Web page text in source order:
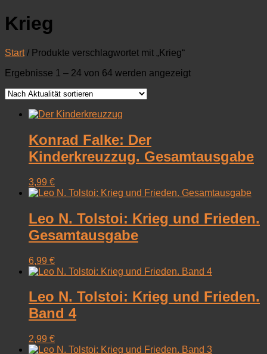
Krieg
Start/ Produkte verschlagwortet mit „Krieg“
Ergebnisse 1 – 24 von 64 werden angezeigtNach
Konrad Falke: Der
Kinderkreuzzug. Gesamtausgabe
3,99 €
Leo N. Tolstoi: Krieg und Frieden.
Gesamtausgabe
6,99 €
Leo N. Tolstoi: Krieg und Frieden.
Band 4
2,99 €